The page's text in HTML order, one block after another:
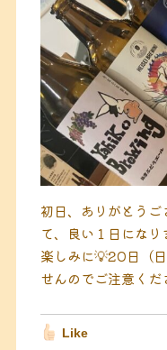
初日、ありがとう
て、良い１日にな
楽しみに💡20日（日
せんのでご注意くだ
Like